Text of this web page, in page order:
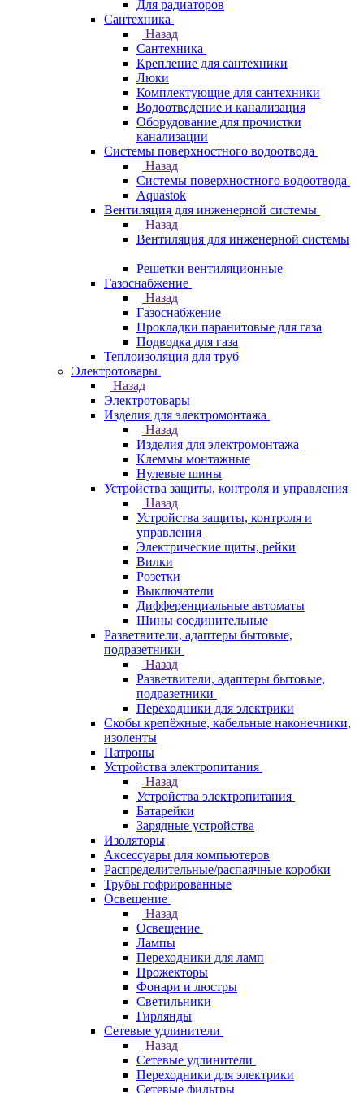
Для радиаторов
Сантехника
Назад
Сантехника
Крепление для сантехники
Люки
Комплектующие для сантехники
Водоотведение и канализация
Оборудование для прочистки
канализации
Системы поверхностного водоотвода
Назад
Системы поверхностного водоотвода
Aquastok
Вентиляция для инженерной системы
Назад
Вентиляция для инженерной системы
Решетки вентиляционные
Газоснабжение
Назад
Газоснабжение
Прокладки паранитовые для газа
Подводка для газа
Теплоизоляция для труб
Электротовары
Назад
Электротовары
Изделия для электромонтажа
Назад
Изделия для электромонтажа
Клеммы монтажные
Нулевые шины
Устройства защиты, контроля и управления
Назад
Устройства защиты, контроля и
управления
Электрические щиты, рейки
Вилки
Розетки
Выключатели
Дифференциальные автоматы
Шины соединительные
Разветвители, адаптеры бытовые,
подразетники
Назад
Разветвители, адаптеры бытовые,
подразетники
Переходники для электрики
Скобы крепёжные, кабельные наконечники,
изоленты
Патроны
Устройства электропитания
Назад
Устройства электропитания
Батарейки
Зарядные устройства
Изоляторы
Аксессуары для компьютеров
Распределительные/распаячные коробки
Трубы гофрированные
Освещение
Назад
Освещение
Лампы
Переходники для ламп
Прожекторы
Фонари и люстры
Светильники
Гирлянды
Сетевые удлинители
Назад
Сетевые удлинители
Переходники для электрики
Сетевые фильтры